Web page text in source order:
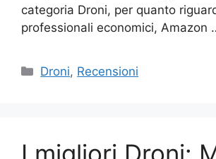
categoria Droni, per quanto
professionali economici, Amazon
Categorie
Droni, Recensioni
I migliori Droni: